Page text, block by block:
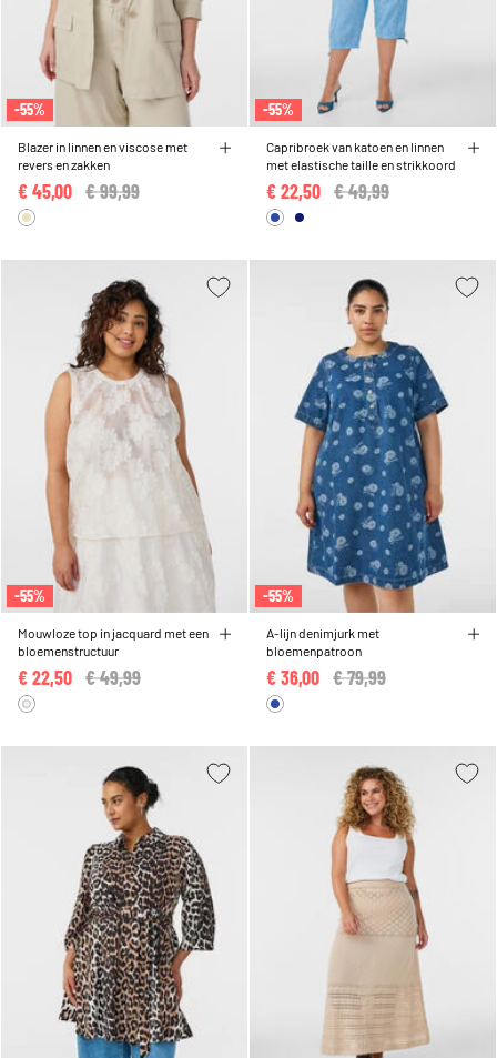
-55%
Blazer in linnen en viscose met
revers en zakken
Price reduced from
€ 99,99
€ 45,00
-55%
Capribroek van katoen en linnen
met elastische taille en strikkoord
Price reduced from
€ 49,99
€ 22,50
-55%
Mouwloze top in jacquard met een
bloemenstructuur
Price reduced from
€ 49,99
€ 22,50
-55%
A-lijn denimjurk met
bloemenpatroon
Price reduced from
€ 79,99
€ 36,00